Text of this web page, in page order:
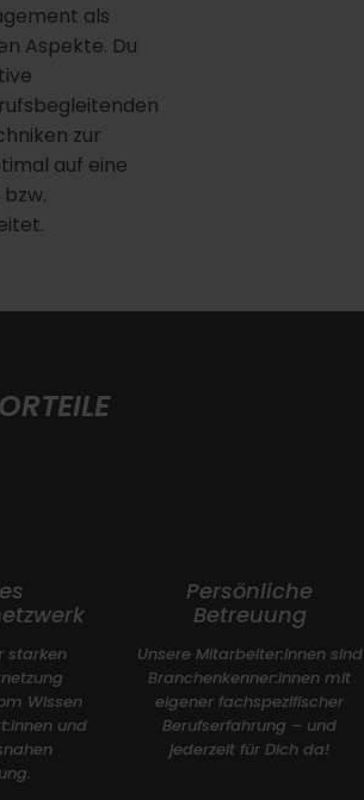
als
Aspekte. Du
zur
auf eine
starken
Wissen
und
Persönliche
Betreuung
Unsere Mitarbeiter:innen sind
Branchenkenner:innen mit
eigener fachspezifischer
Berufserfahrung – und
jederzeit für Dich da!